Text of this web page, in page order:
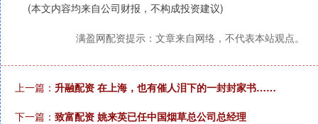
(本文内容均来自公司财报，不构成投资建议)
满盈网配资提示：文章来自网络，不代表本站观点。
上一篇： 升融配资 在上海，也有催人泪下的一封封家书……
下一篇： 致富配资 姚来英已任中国烟草总公司总经理